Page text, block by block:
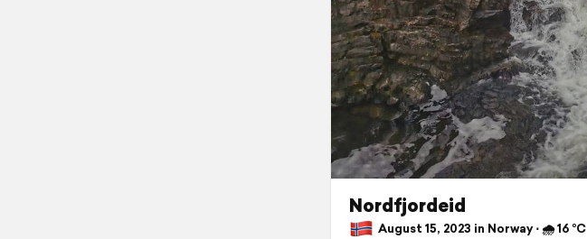
Nordfjordeid
August 15, 2023 in Norway ⋅ 🌧 16 °C